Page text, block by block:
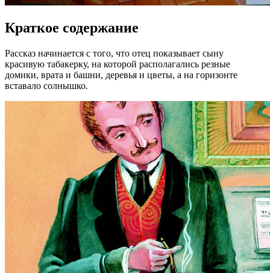
Краткое содержание
Рассказ начинается с того, что отец показывает сыну
красивую табакерку, на которой располагались резные
домики, врата и башни, деревья и цветы, а на горизонте
вставало солнышко.